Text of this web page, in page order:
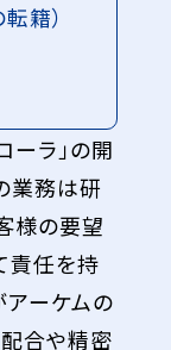
ーラ」の開
業務は研
様の要望
責任を持
アーケムの
合や精密
籍）